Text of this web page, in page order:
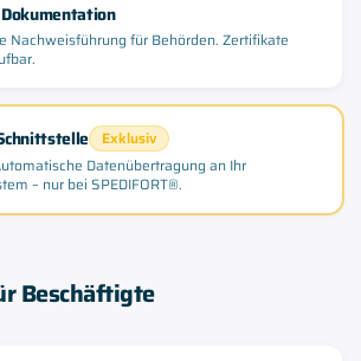
Nachweisführung für Behörden. Zertifikate
Exklusiv
Datenübertragung an Ihr
– nur bei SPEDIFORT®.
Beschäftigte